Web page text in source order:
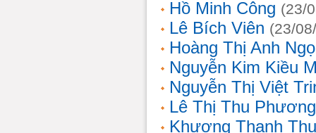
Hồ Minh Công (23/
Lê Bích Viên (23/
Hoàng Thị Anh
Nguyễn Kim Kiều
Nguyễn Thị Việt
Lê Thị Thu Phương
Khương Thanh